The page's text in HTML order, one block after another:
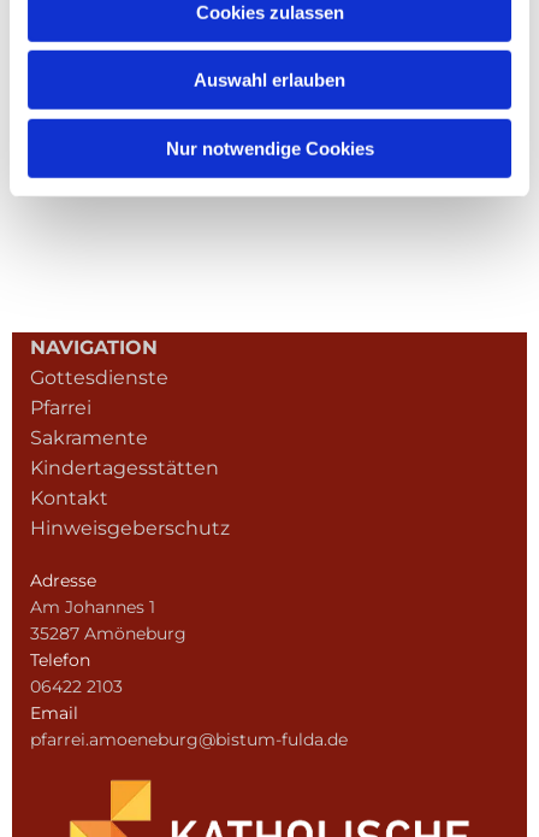
Cookies zulassen
Auswahl erlauben
Nur notwendige Cookies
NAVIGATION
Gottesdienste
Pfarrei
Sakramente
Kindertagesstätten
Kontakt
Hinweisgeberschutz
Adresse
Am Johannes 1
35287 Amöneburg
Telefon
06422 2103
Email
pfarrei.amoeneburg@bistum-fulda.de